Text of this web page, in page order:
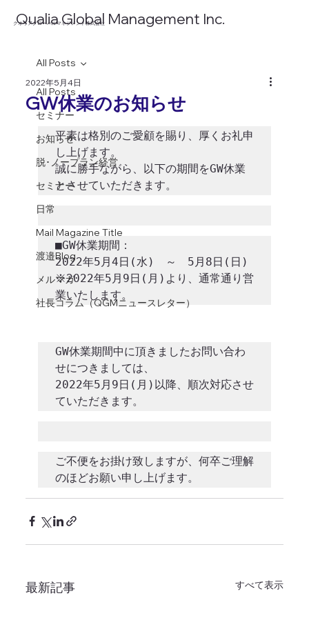
​クオリアグローバルマネジメント株式会社
​Qualia Global Management Inc.
All Posts
セミナー
お知らせ
脱･ノープラン経営
セミナー
日常
Mail Magazine Title
渡邉Blog
メルマガ
社長コラム（QGMニュースレター）
All Posts
GW休業のお知らせ
2022年5月4日
平素は格別のご愛顧を賜り、厚くお礼申
し上げます。
誠に勝手ながら、以下の期間をGW休業
とさせていただきます。
■GW休業期間：
2022年5月4日(水)　～　5月8日(日)
※2022年5月9日(月)より、通常通り営
業いたします。
GW休業期間中に頂きましたお問い合わ
せにつきましては、
2022年5月9日(月)以降、順次対応させ
ていただきます。
ご不便をお掛け致しますが、何卒ご理解
のほどお願い申し上げます。
最新記事 すべて表示